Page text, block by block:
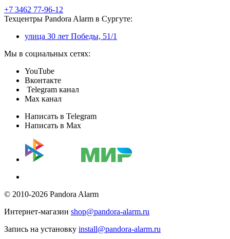
+7 3462 77-96-12
Техцентры Pandora Alarm в Сургуте:
улица 30 лет Победы, 51/1
Мы в социальных сетях:
YouTube
Вконтакте
Telegram канал
Max канал
Написать в Telegram
Написать в Max
© 2010-2026 Pandora Alarm
Интернет-магазин shop@pandora-alarm.ru
Запись на установку install@pandora-alarm.ru